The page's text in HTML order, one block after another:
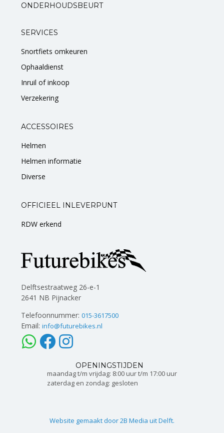
ONDERHOUDSBEURT
SERVICES
Snortfiets omkeuren
Ophaaldienst
Inruil of inkoop
Verzekering
ACCESSOIRES
Helmen
Helmen informatie
Diverse
OFFICIEEL INLEVERPUNT
RDW erkend
Delftsestraatweg 26-e-1
2641 NB Pijnacker
Telefoonnummer: 015-3617500
Email: info@futurebikes.nl
OPENINGSTIJDEN
maandag t/m vrijdag: 8:00 uur t/m 17:00 uur
zaterdag en zondag: gesloten
Website gemaakt door 2B Media uit Delft.